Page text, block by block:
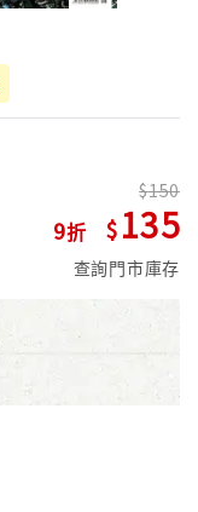
9
150
135
查詢門市庫存